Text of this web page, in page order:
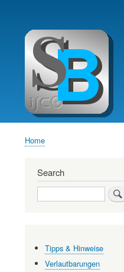
navigation
Home
Search
Search
Tipps & Hinweise
Verlautbarungen